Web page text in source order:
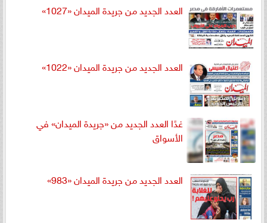
العدد الجديد من جريدة الميدان «1027»
العدد الجديد من جريدة الميدان «1022»
غدًا العدد الجديد من «جريدة الميدان» في
الأسواق
العدد الجديد من جريدة الميدان «983»